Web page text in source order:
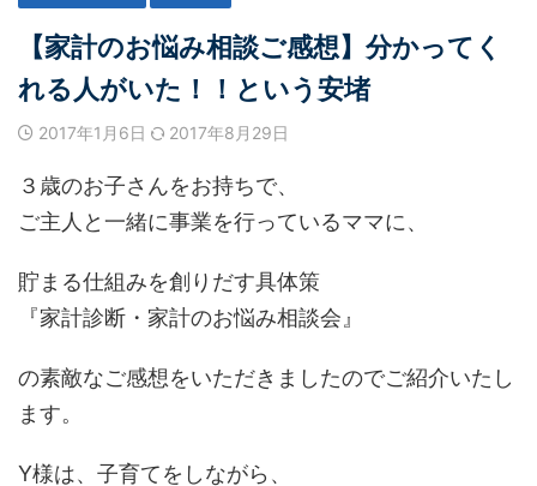
【家計のお悩み相談ご感想】分かってく
れる人がいた！！という安堵
2017年1月6日 2017年8月29日
３歳のお子さんをお持ちで、
ご主人と一緒に事業を行っているママに、
貯まる仕組みを創りだす具体策
『家計診断・家計のお悩み相談会』
の素敵なご感想をいただきましたのでご紹介いたし
ます。
Y様は、子育てをしながら、